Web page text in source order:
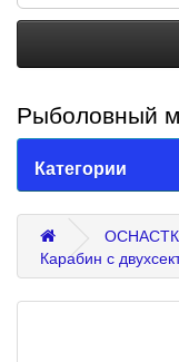
Рыболовный
Категории
Карабин с